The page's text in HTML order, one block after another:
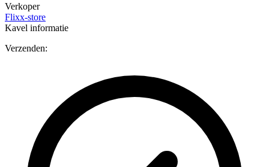
Verkoper
Flixx-store
Kavel informatie
Verzenden: